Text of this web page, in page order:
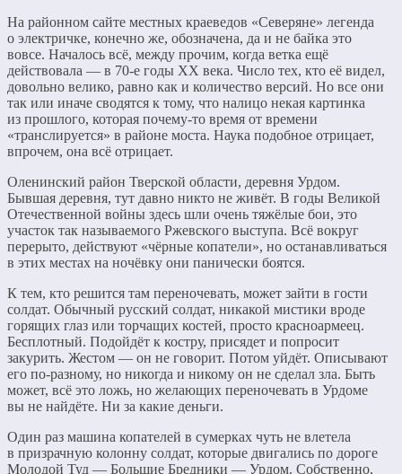
На районном сайте местных краеведов «Северяне» легенда
о электричке, конечно же, обозначена, да и не байка это
вовсе. Началось всё, между прочим, когда ветка ещё
действовала — в 70-е годы ХХ века. Число тех, кто её видел,
довольно велико, равно как и количество версий. Но все они
так или иначе сводятся к тому, что налицо некая картинка
из прошлого, которая почему-то время от времени
«транслируется» в районе моста. Наука подобное отрицает,
впрочем, она всё отрицает.
Оленинский район Тверской области, деревня Урдом.
Бывшая деревня, тут давно никто не живёт. В годы Великой
Отечественной войны здесь шли очень тяжёлые бои, это
участок так называемого Ржевского выступа. Всё вокруг
перерыто, действуют «чёрные копатели», но останавливаться
в этих местах на ночёвку они панически боятся.
К тем, кто решится там переночевать, может зайти в гости
солдат. Обычный русский солдат, никакой мистики вроде
горящих глаз или торчащих костей, просто красноармеец.
Бесплотный. Подойдёт к костру, присядет и попросит
закурить. Жестом — он не говорит. Потом уйдёт. Описывают
его по-разному, но никогда и никому он не сделал зла. Быть
может, всё это ложь, но желающих переночевать в Урдоме
вы не найдёте. Ни за какие деньги.
Один раз машина копателей в сумерках чуть не влетела
в призрачную колонну солдат, которые двигались по дороге
Молодой Туд — Большие Бредники — Урдом. Собственно,